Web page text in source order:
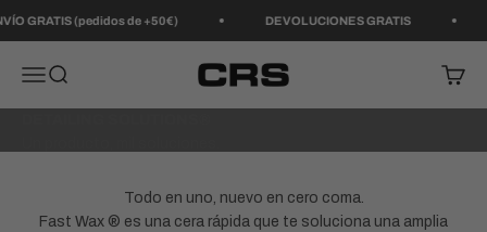
Ir al contenido
(pedidos de +50€) DEVOLUCIONES GRATIS ENVÍO
MenúBuscar
CRS Protection
Compra FAST WAX
Todo en uno, nuevo en cero coma.
Fast Wax ® es una cera rápida que te soluciona una amplia